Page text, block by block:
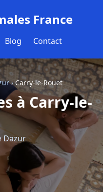
France
Blog Contact
›Carry-le-Rouet
à Carry-le-
Dazur